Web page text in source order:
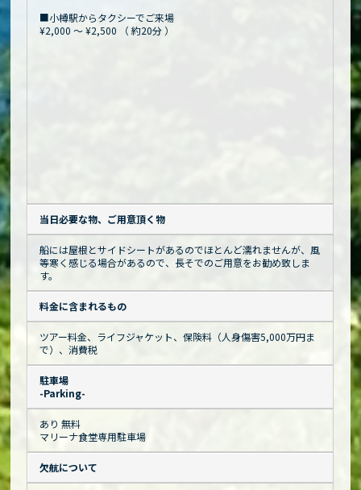
■小樽駅からタクシーでご来場
¥2,000 ～ ¥2,500 （約20分 ）
当日必要な物、ご用意頂く物
船には屋根とサイドシートがあるのでほとんど濡れませんが、風
等寒く感じる場合があるので、長そでのご用意をお勧め致しま
す。
料金に含まれるもの
ツアー料金、ライフジャケット、保険料（人身傷害5,000万円ま
で）、消費税
駐車場
-Parking-
あり 無料
マリーナ食堂専用駐車場
欠航について